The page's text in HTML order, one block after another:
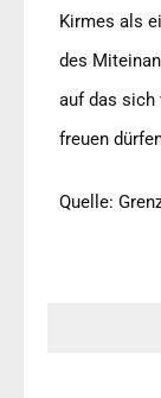
Kirmes als
des
auf das sich
freuen
Quelle: